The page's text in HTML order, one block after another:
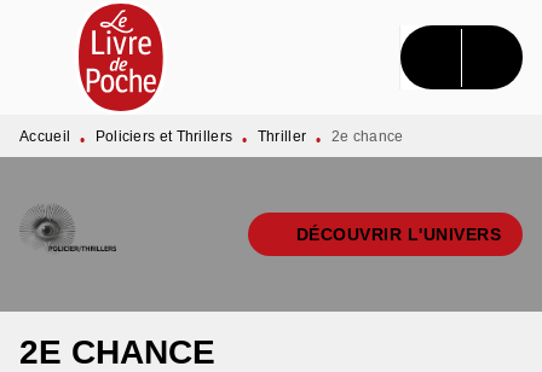
MENU RECHERCHE CONTENU
PIED DE PAGE
Accueil • Policiers et Thrillers • Thriller • 2e chance
DÉCOUVRIR L'UNIVERS
2E CHANCE